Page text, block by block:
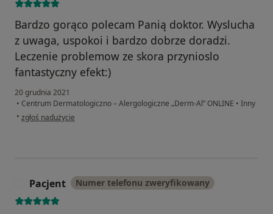
Bardzo gorąco polecam Panią doktor. Wyslucha
z uwaga, uspokoi i bardzo dobrze doradzi.
Leczenie problemow ze skora przynioslo
fantastyczny efekt:)
20 grudnia 2021
• Centrum Dermatologiczno – Alergologiczne „Derm-Al” ONLINE • Inny
• w opinii użytkownika Anna K.
zgłoś nadużycie
Pacjent Numer telefonu zweryfikowany